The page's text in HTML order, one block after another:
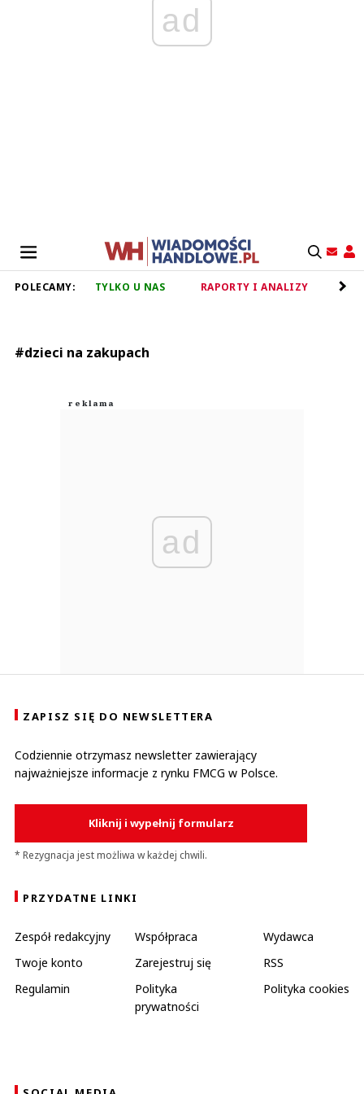
ad
POLECAMY: TYLKO U NAS RAPORTY I ANALIZY
#dzieci na zakupach
ad
ZAPISZ SIĘ DO NEWSLETTERA
Codziennie otrzymasz newsletter zawierający
najważniejsze informacje z rynku FMCG w Polsce.
Kliknij i wypełnij formularz
* Rezygnacja jest możliwa w każdej chwili.
PRZYDATNE LINKI
Zespół redakcyjny Współpraca
Wydawca
Twoje konto
Zarejestruj się
RSS
Regulamin
Polityka
prywatności
Polityka cookies